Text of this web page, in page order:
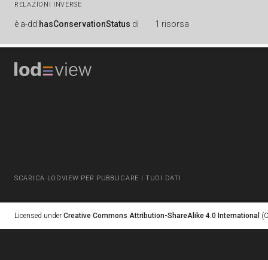
RELAZIONI INVERSE
è a-dd:hasConservationStatus di 1 risorsa
SCARICA LODVIEW PER PUBBLICARE I TUOI DATI
Licensed under Creative Commons Attribution-ShareAlike 4.0 International